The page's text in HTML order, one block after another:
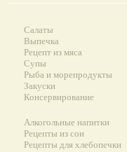
Салаты
Выпечка
Рецепт из мяса
Супы
Рыба и морепродукты
Закуски
Консервирование
Алкогольные напитки
Рецепты из сои
Рецепты для хлебопечки